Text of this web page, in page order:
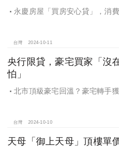
永慶房屋「買房安心貸」，消
產交易安全
台灣 2024-10-11
央行限貸，豪宅買家「沒
怕」
北市頂級豪宅回溫？豪宅轉手
台灣 2024-10-10
天母「御上天母」頂樓單